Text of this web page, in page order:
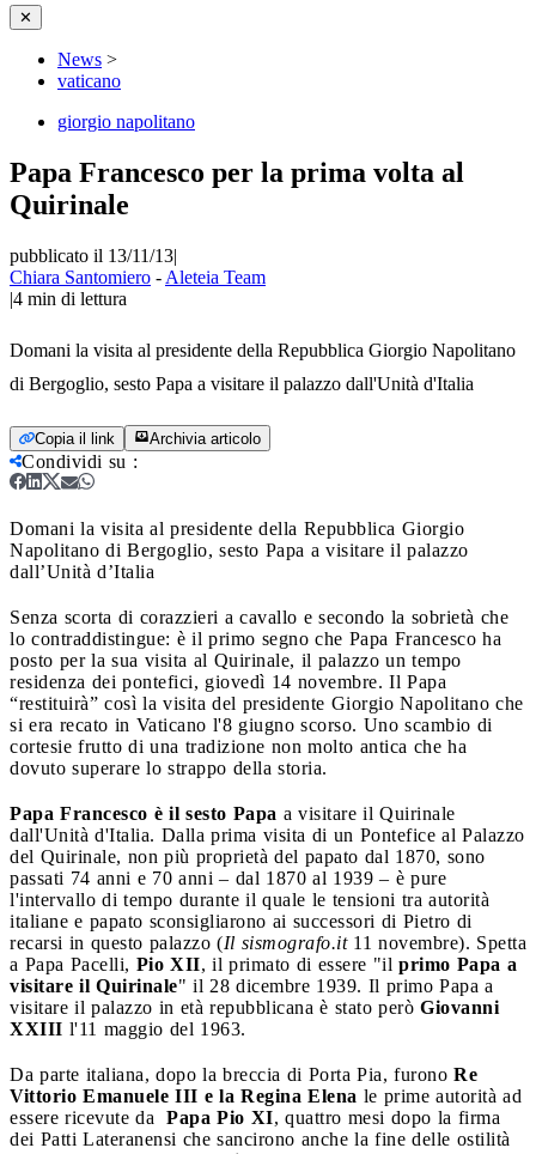
✕
News >
vaticano
giorgio napolitano
Papa Francesco per la prima volta al
Quirinale
pubblicato il 13/11/13|
Chiara Santomiero - Aleteia Team
|4 min di lettura
Domani la visita al presidente della Repubblica Giorgio Napolitano
di Bergoglio, sesto Papa a visitare il palazzo dall'Unità d'Italia
Copia il link Archivia articolo
Condividi su :
Domani la visita al presidente della Repubblica Giorgio
Napolitano di Bergoglio, sesto Papa a visitare il palazzo
dall’Unità d’Italia
Senza scorta di corazzieri a cavallo e secondo la sobrietà che
lo contraddistingue: è il primo segno che Papa Francesco ha
posto per la sua visita al Quirinale, il palazzo un tempo
residenza dei pontefici, giovedì 14 novembre. Il Papa
“restituirà” così la visita del presidente Giorgio Napolitano che
si era recato in Vaticano l'8 giugno scorso. Uno scambio di
cortesie frutto di una tradizione non molto antica che ha
dovuto superare lo strappo della storia.
Papa Francesco è il sesto Papa a visitare il Quirinale
dall'Unità d'Italia. Dalla prima visita di un Pontefice al Palazzo
del Quirinale, non più proprietà del papato dal 1870, sono
passati 74 anni e 70 anni – dal 1870 al 1939 – è pure
l'intervallo di tempo durante il quale le tensioni tra autorità
italiane e papato sconsigliarono ai successori di Pietro di
recarsi in questo palazzo (Il sismografo.it 11 novembre). Spetta
a Papa Pacelli, Pio XII, il primato di essere "il primo Papa a
visitare il Quirinale" il 28 dicembre 1939. Il primo Papa a
visitare il palazzo in età repubblicana è stato però Giovanni
XXIII l'11 maggio del 1963.
Da parte italiana, dopo la breccia di Porta Pia, furono Re
Vittorio Emanuele III e la Regina Elena le prime autorità ad
essere ricevute da Papa Pio XI, quattro mesi dopo la firma
dei Patti Lateranensi che sancirono anche la fine delle ostilità